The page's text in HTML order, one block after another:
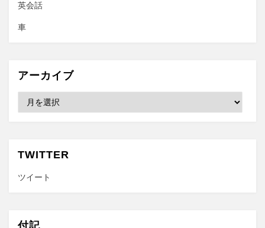
英会話
車
アーカイブ
ブ
TWITTER
ツイート
付記